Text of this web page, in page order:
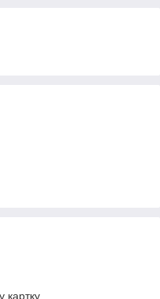
картку